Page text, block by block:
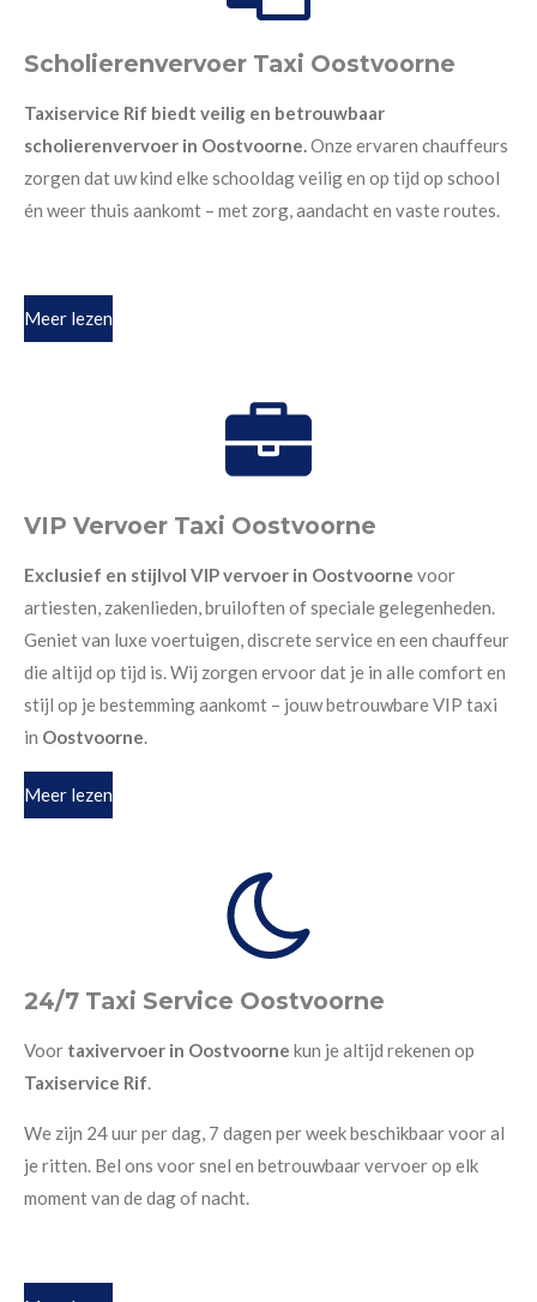
Scholierenvervoer Taxi Oostvoorne
Taxiservice Rif biedt veilig en betrouwbaar
scholierenvervoer in Oostvoorne.Onze ervaren chauffeurs
zorgen dat uw kind elke schooldag veilig en op tijd op school
én weer thuis aankomt – met zorg, aandacht en vaste routes.
Meer lezen
VIP Vervoer Taxi Oostvoorne
Exclusief en stijlvol VIP vervoer in Oostvoorne voor
artiesten, zakenlieden, bruiloften of speciale gelegenheden.
Geniet van luxe voertuigen, discrete service en een chauffeur
die altijd op tijd is. Wij zorgen ervoor dat je in alle comfort en
stijl op je bestemming aankomt – jouw betrouwbare VIP taxi
in Oostvoorne
Meer lezen
24/7 Taxi Service Oostvoorne
Voor taxivervoer in Oostvoorne kun je altijd rekenen op
Taxiservice Rif.
We zijn 24 uur per dag, 7 dagen per week beschikbaar voor al
je ritten. Bel ons voor snel en betrouwbaar vervoer op elk
moment van de dag of nacht.